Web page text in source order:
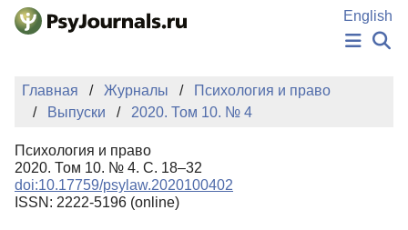
Перейти к основному содержанию
English
НОВОСТИ
ИЗДАНИЯ
ПОДАТЬ РУКОПИСЬ
БАЗА ЗНАНИЙ
КЛЮЧЕВЫЕ СЛОВА
Регистрация
Главная Журналы
Психология и право
Выпуски
2020. Том 10. № 4
Психология и право
2020. Том 10. № 4. С. 18–32
doi:10.17759/psylaw.2020100402
ISSN: 2222-5196 (online)